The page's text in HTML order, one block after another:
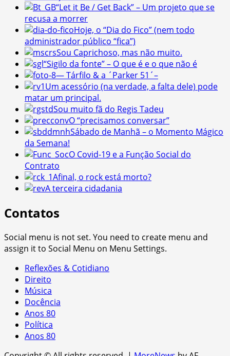
“Let it Be / Get Back” – Um projeto que se
recusa a morrer
Hoje, o “Dia do Fico” (nem todo
administrador público “fica”)
Sou Caprichoso, mas não muito.
“Sigilo da fonte” – O que é e o que não é
— Tárfilo & a ´Parker 51´–
Um acessório (na verdade, a falta dele) pode
matar um principal.
Sou muito fã do Regis Tadeu
O “precisamos conversar”
Sábado de Manhã – o Momento Mágico
da Semana!
O Covid-19 e a Função Social do
Contrato
Afinal, o rock está morto?
A terceira cidadania
Contatos
Social menu is not set. You need to create menu and
assign it to Social Menu on Menu Settings.
Reflexões & Cotidiano
Direito
Música
Docência
Anos 80
Política
Anos 80